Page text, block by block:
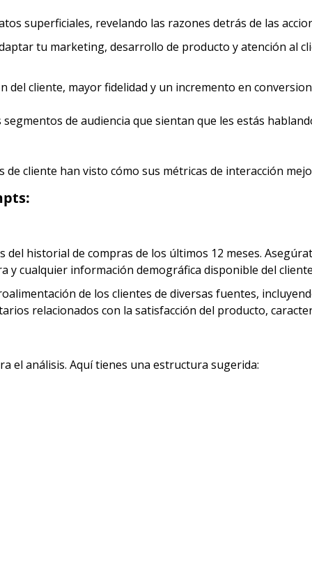
superficiales, revelando las razones detrás de las
tu marketing, desarrollo de producto y atención al
cliente, mayor fidelidad y un incremento en
de audiencia que sientan que les estás
cliente han visto cómo sus métricas de interacción
del historial de compras de los últimos 12 meses.
y cualquier información demográfica disponible del
de los clientes de diversas fuentes,
relacionados con la satisfacción del producto,
el análisis. Aquí tienes una estructura sugerida: